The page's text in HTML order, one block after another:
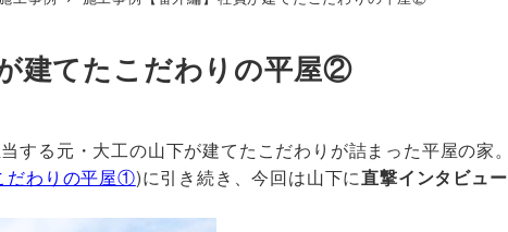
建てたこだわりの平屋②
する元・大工の山下が建てたこだわりが詰まった平屋の家。
だわりの平屋①)に引き続き、今回は山下に直撃インタビュー